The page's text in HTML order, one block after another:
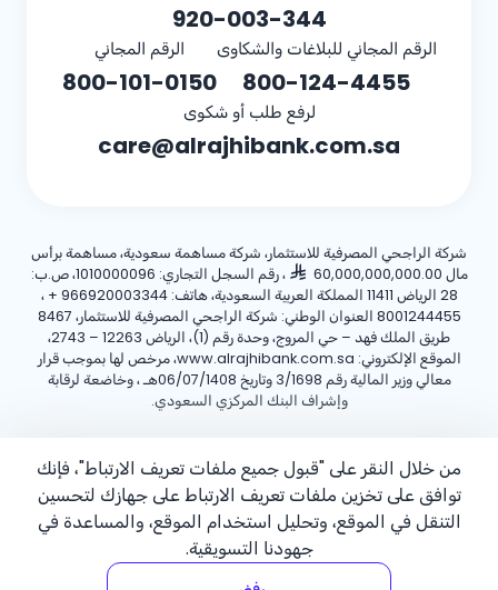
920-003-344
الرقم المجاني للبلاغات والشكاوى
800-124-4455
الرقم المجاني
800-101-0150
لرفع طلب أو شكوى
care@alrajhibank.com.sa
شركة الراجحي المصرفية للاستثمار، شركة مساهمة سعودية، مساهمة برأس
مال 60,000,000,000.00
، رقم السجل التجاري: 1010000096، ص.ب:
28 الرياض 11411 المملكة العربية السعودية، هاتف:
+ 966920003344 ،
8001244455 العنوان الوطني: شركة الراجحي المصرفية للاستثمار، 8467
طريق الملك فهد – حي المروج، وحدة رقم (1)، الرياض 12263 – 2743،
الموقع الإلكتروني: www.alrajhibank.com.sa، مرخص لها بموجب قرار
معالي وزير المالية رقم 3/1698 وتاريخ 06/07/1408هـ ، وخاضعة لرقابة
وإشراف البنك المركزي السعودي.
حقوق الطبع والنشر ©2026 مصرف الراجحي.
سياسة ملفات تعريف الارتباط سياسة الخصوصية الأحكام والشروط
من خلال النقر على "قبول جميع ملفات تعريف الارتباط"، فإنك
توافق على تخزين ملفات تعريف الارتباط على جهازك لتحسين
التنقل في الموقع، وتحليل استخدام الموقع، والمساعدة في
جهودنا التسويقية.